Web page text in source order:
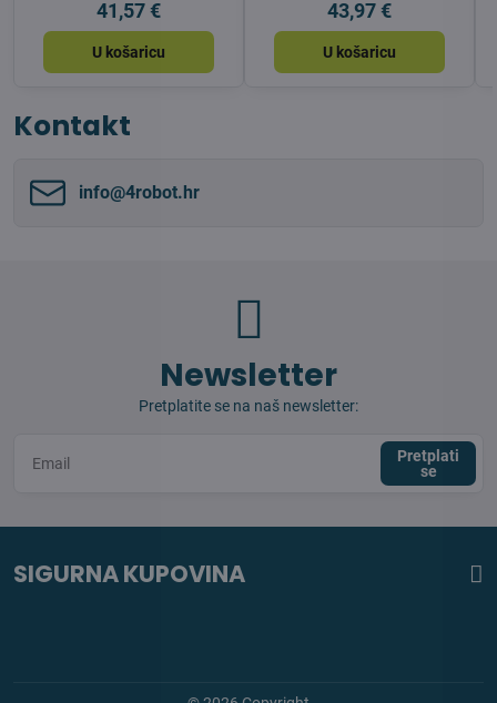
41,57 €
U košaricu
43,97 €
U košaricu
Kontakt
info​@4robot​.hr
Newsletter
Pretplatite se na naš newsletter:
Pretplati
se
SIGURNA KUPOVINA